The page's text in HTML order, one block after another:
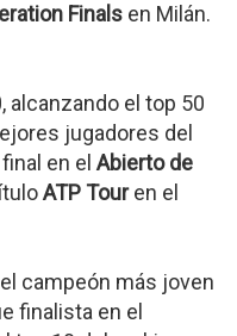
Finals en Milán.
alcanzando el top 50
jugadores del
en el Abierto de
ATP Touren el
campeón más joven
finalista en el